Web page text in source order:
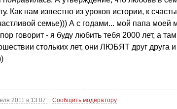
Как нам известно из уроков истории, к
семье))) А с годами... мой папа моей
говорит - я буду любить тебя 2000 лет, а
стольких лет, они ЛЮБЯТ друг друга
2011 в 13:07 Сообщить модератору